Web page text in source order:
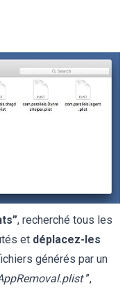
, recherché tous les
et déplacez-les
générés par un
”,